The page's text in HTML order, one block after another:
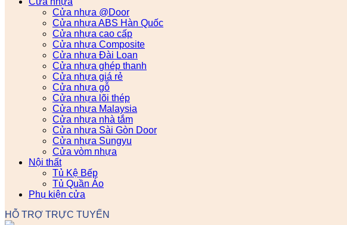
Cửa nhựa @Door
Cửa nhựa ABS Hàn Quốc
Cửa nhựa cao cấp
Cửa nhựa Composite
Cửa nhựa Đài Loan
Cửa nhựa ghép thanh
Cửa nhựa giá rẻ
Cửa nhựa gỗ
Cửa nhựa lõi thép
Cửa nhựa Malaysia
Cửa nhựa nhà tắm
Cửa nhựa Sài Gòn Door
Cửa nhựa Sungyu
Cửa vòm nhựa
Nội thất
Tủ Kệ Bếp
Tủ Quần Áo
Phụ kiện cửa
HỖ TRỢ TRỰC TUYẾN